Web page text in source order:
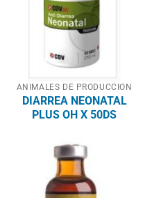
ANIMALES DE PRODUCCION
DIARREA NEONATAL
PLUS OH X 50DS